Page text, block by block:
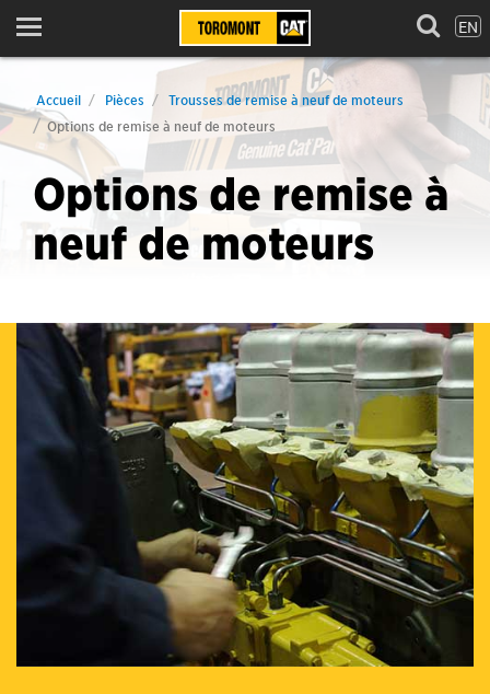
Menu EN
Accueil Pièces
Trousses de remise à neuf de moteurs
Options de remise à neuf de moteurs
Options de remise à
neuf de moteurs